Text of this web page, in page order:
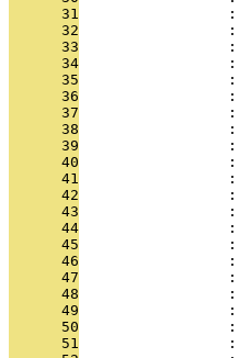
      31
:
      32
:
      33
:
      34
:
      35
:
      36
:
      37
:
      38
:
      39
:
      40
:
      41
:
      42
:
      43
:
      44
:
      45
:
      46
:
      47
:
      48
:
      49
:
      50
:
      51
: